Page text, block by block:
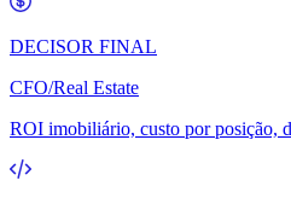
DECISOR FINAL
CFO/Real Estate
ROI imobiliário, custo por posição,